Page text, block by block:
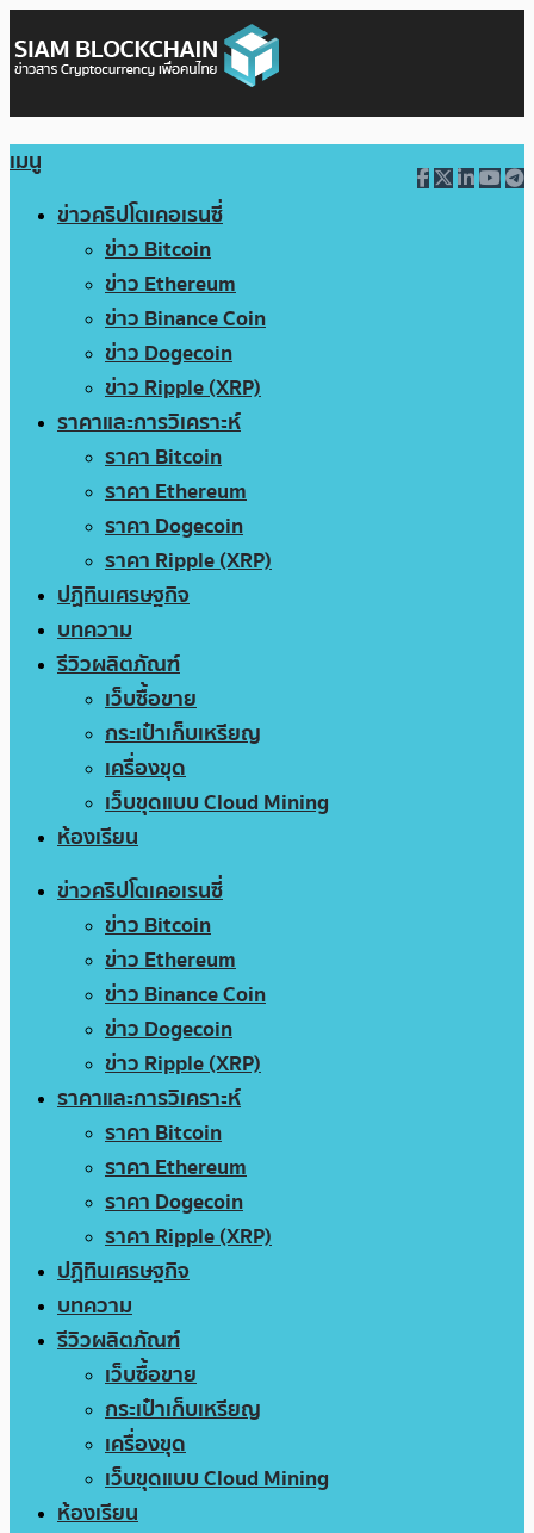
เมนู
ข่าวคริปโตเคอเรนซี่
ข่าว Bitcoin
ข่าว Ethereum
ข่าว Binance Coin
ข่าว Dogecoin
ข่าว Ripple (XRP)
ราคาและการวิเคราะห์
ราคา Bitcoin
ราคา Ethereum
ราคา Dogecoin
ราคา Ripple (XRP)
ปฏิทินเศรษฐกิจ
บทความ
รีวิวผลิตภัณฑ์
เว็บซื้อขาย
กระเป๋าเก็บเหรียญ
เครื่องขุด
เว็บขุดแบบ Cloud Mining
ห้องเรียน
ข่าวคริปโตเคอเรนซี่
ข่าว Bitcoin
ข่าว Ethereum
ข่าว Binance Coin
ข่าว Dogecoin
ข่าว Ripple (XRP)
ราคาและการวิเคราะห์
ราคา Bitcoin
ราคา Ethereum
ราคา Dogecoin
ราคา Ripple (XRP)
ปฏิทินเศรษฐกิจ
บทความ
รีวิวผลิตภัณฑ์
เว็บซื้อขาย
กระเป๋าเก็บเหรียญ
เครื่องขุด
เว็บขุดแบบ Cloud Mining
ห้องเรียน